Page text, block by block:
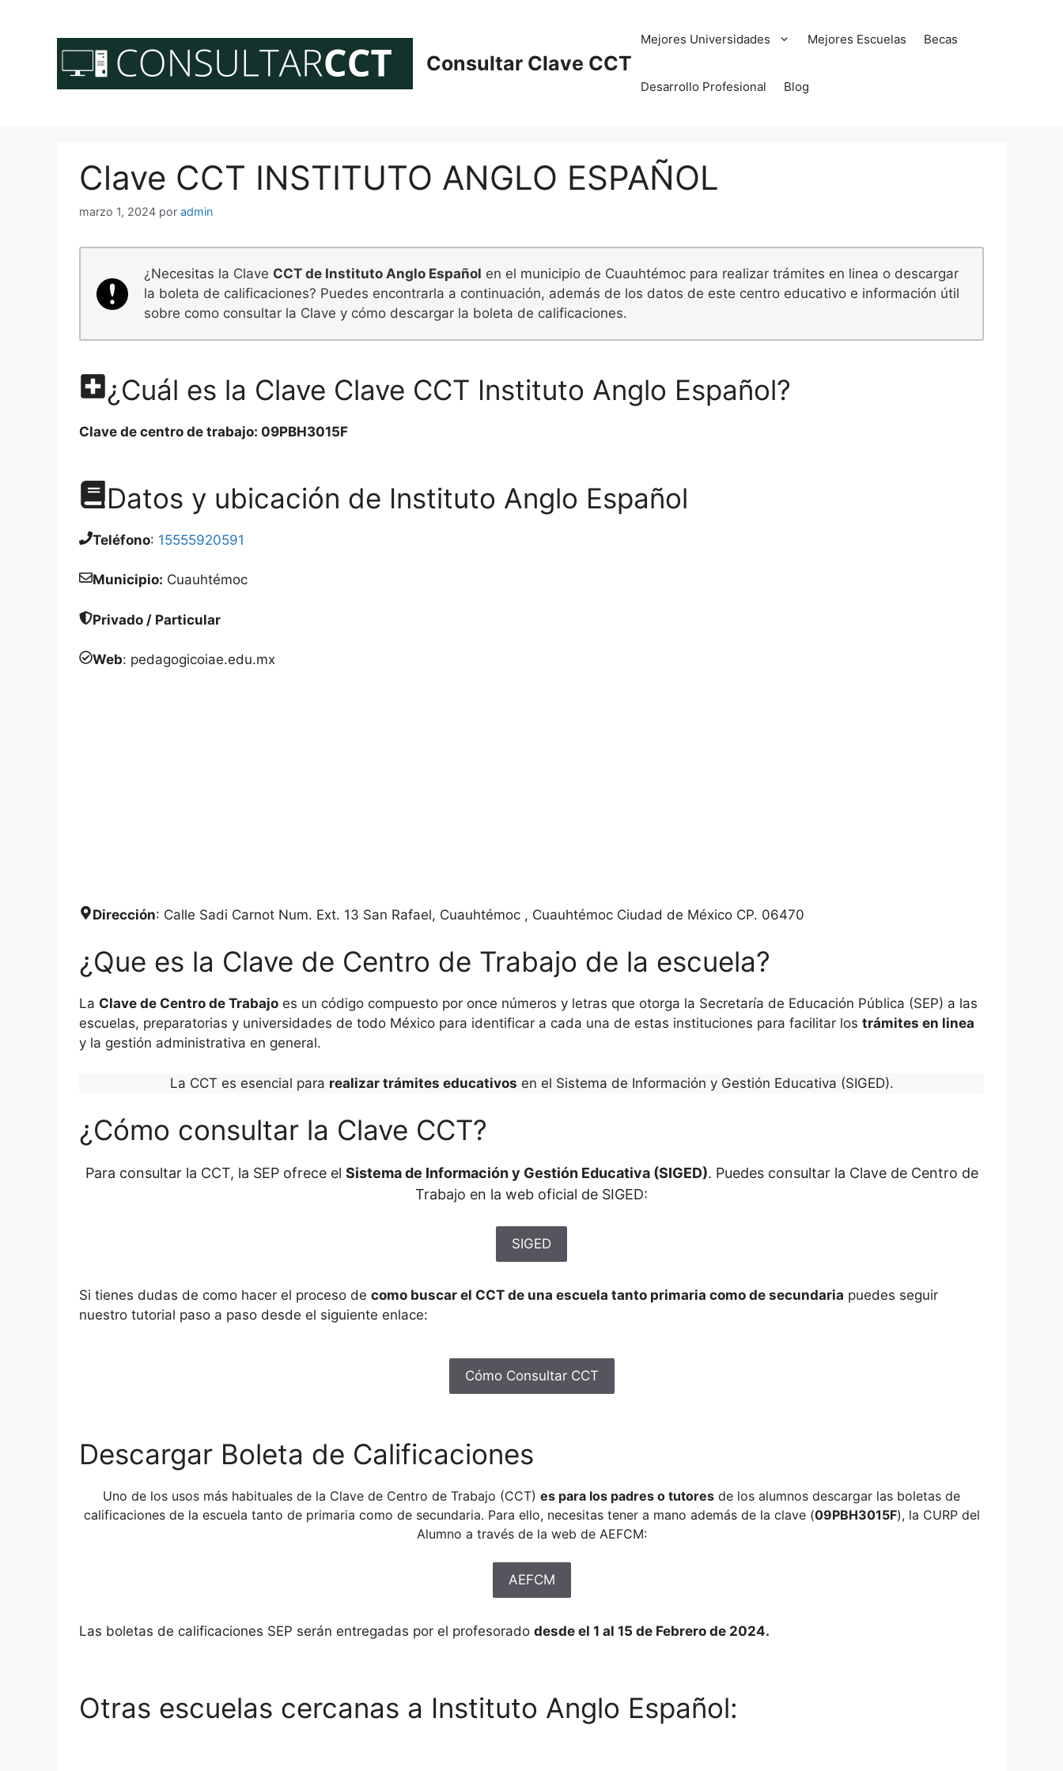
contenido
Consultar Clave CCT
Mejores Universidades Mejores Escuelas Becas
Desarrollo Profesional Blog
Clave CCT INSTITUTO ANGLO ESPAÑOL
marzo 1, 2024 por admin
¿Necesitas la Clave CCT de Instituto Anglo Español en el municipio de Cuauhtémoc para realizar trámites en linea o descargar
la boleta de calificaciones? Puedes encontrarla a continuación, además de los datos de este centro educativo e información útil
sobre como consultar la Clave y cómo descargar la boleta de calificaciones.
¿Cuál es la Clave Clave CCT Instituto Anglo Español?
Clave de centro de trabajo: 09PBH3015F
Datos y ubicación de Instituto Anglo Español
Teléfono: 15555920591
Municipio: Cuauhtémoc
Privado / Particular
Web: pedagogicoiae.edu.mx
Dirección: Calle Sadi Carnot Num. Ext. 13 San Rafael, Cuauhtémoc , Cuauhtémoc Ciudad de México CP. 06470
¿Que es la Clave de Centro de Trabajo de la escuela?
La Clave de Centro de Trabajo es un código compuesto por once números y letras que otorga la Secretaría de Educación Pública (SEP) a las
escuelas, preparatorias y universidades de todo México para identificar a cada una de estas instituciones para facilitar los trámites en linea
y la gestión administrativa en general.
La CCT es esencial para realizar trámites educativos en el Sistema de Información y Gestión Educativa (SIGED).
¿Cómo consultar la Clave CCT?
Para consultar la CCT, la SEP ofrece el Sistema de Información y Gestión Educativa (SIGED). Puedes consultar la Clave de Centro de
Trabajo en la web oficial de SIGED:
SIGED
Si tienes dudas de como hacer el proceso de como buscar el CCT de una escuela tanto primaria como de secundaria puedes seguir
nuestro tutorial paso a paso desde el siguiente enlace:
Cómo Consultar CCT
Descargar Boleta de Calificaciones
Uno de los usos más habituales de la Clave de Centro de Trabajo (CCT) es para los padres o tutores de los alumnos descargar las boletas de
calificaciones de la escuela tanto de primaria como de secundaria. Para ello, necesitas tener a mano además de la clave (09PBH3015F), la CURP del
Alumno a través de la web de AEFCM:
AEFCM
Las boletas de calificaciones SEP serán entregadas por el profesorado desde el 1 al 15 de Febrero de 2024.
Otras escuelas cercanas a Instituto Anglo Español: